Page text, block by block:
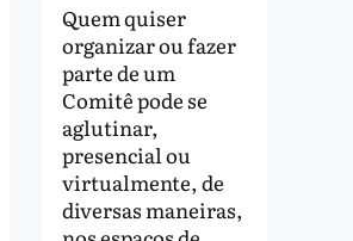
Quem quiser
organizar ou fazer
parte de um
Comitê pode se
aglutinar,
presencial ou
virtualmente, de
diversas maneiras,